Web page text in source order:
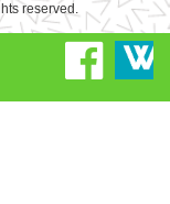
reserved.